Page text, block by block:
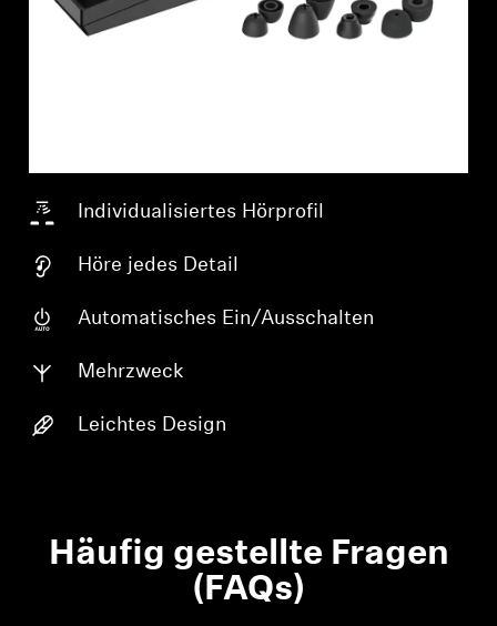
Individualisiertes Hörprofil
Höre jedes Detail
Automatisches Ein/Ausschalten
Mehrzweck
Leichtes Design
Häufig gestellte Fragen
(FAQs)
Anmeldung erforderlich
Produkte zu Ihrer Wunschliste hinzuzufügen und